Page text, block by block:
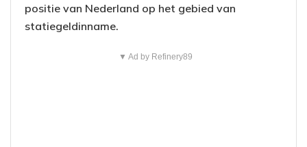
positie van Nederland op het gebied van
statiegeldinname.
▼ Ad by Refinery89